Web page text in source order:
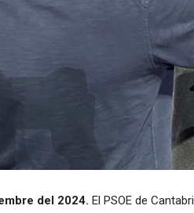
del 2024. El PSOE de